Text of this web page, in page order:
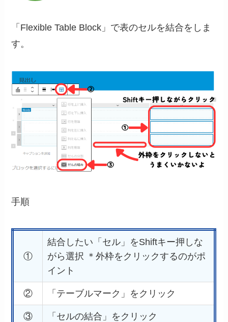
「Flexible Table Block」で表のセルを結合をしま
す。
手順
①
結合したい「セル」をShiftキー押しな
がら選択 ＊外枠をクリックするのがポ
イント
② 「テーブルマーク」をクリック
③ 「セルの結合」をクリック